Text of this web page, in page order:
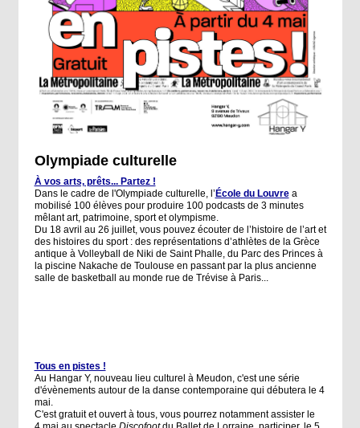
Olympiade culturelle
À vos arts, prêts... Partez !
Dans le cadre de l'Olympiade culturelle, l’ École du Louvrea
mobilisé 100 élèves pour produire 100 podcasts de 3 minutes
mêlant art, patrimoine, sport et olympisme.
Du 18 avril au 26 juillet, vous pouvez écouter de l’histoire de l’art et
des histoires du sport : des représentations d’athlètes de la Grèce
antique à Volleyball de Niki de Saint Phalle, du Parc des Princes à
la piscine Nakache de Toulouse en passant par la plus ancienne
salle de basketball au monde rue de Trévise à Paris...
Tous en pistes !
Au Hangar Y, nouveau lieu culturel à Meudon, c'est une série
d'évènements autour de la danse contemporaine qui débutera le 4
mai.
C'est gratuit et ouvert à tous, vous pourrez notamment assister le